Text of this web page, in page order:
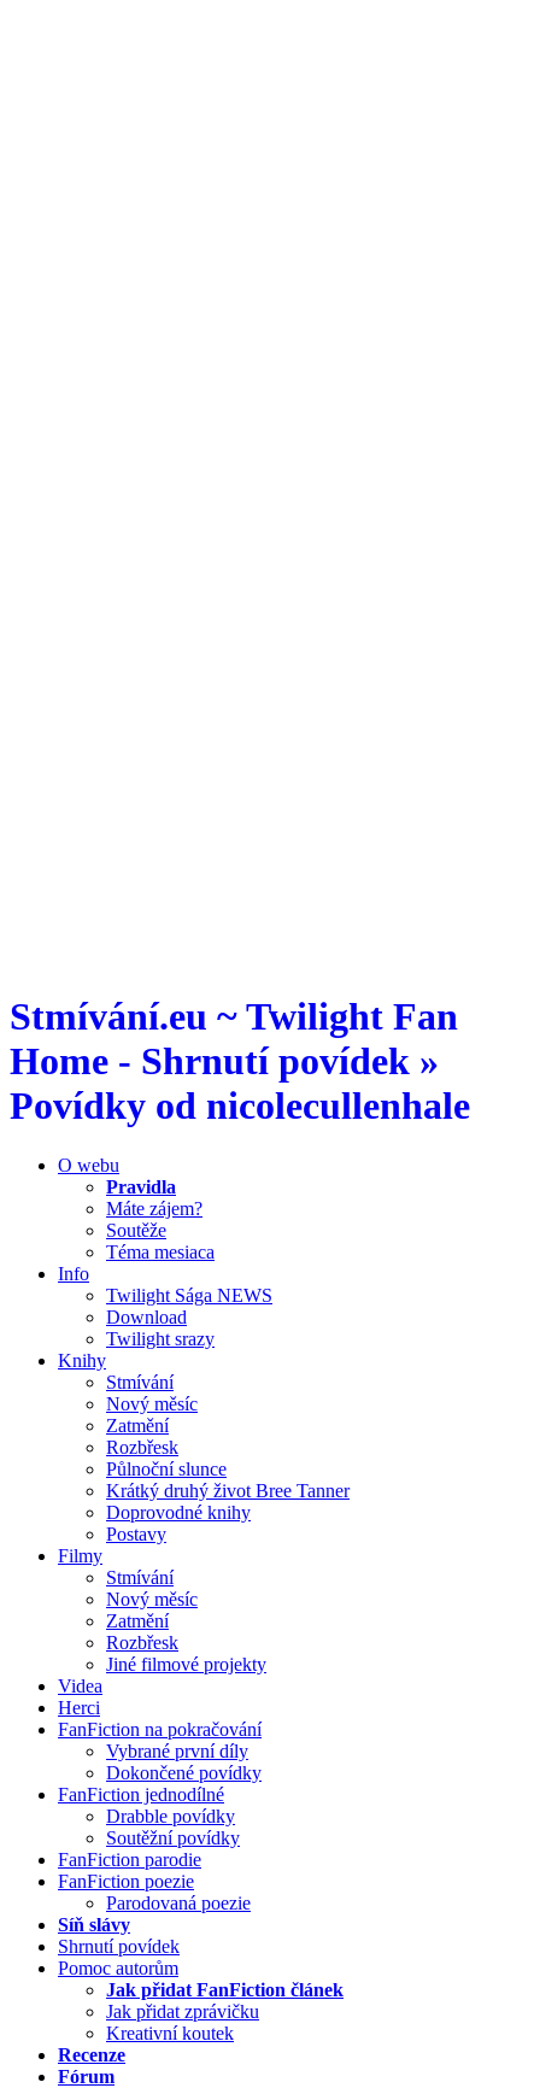
Stmívání.eu ~ Twilight Fan
Home - Shrnutí povídek »
Povídky od nicolecullenhale
O webu
Pravidla
Máte zájem?
Soutěže
Téma mesiaca
Info
Twilight Sága NEWS
Download
Twilight srazy
Knihy
Stmívání
Nový měsíc
Zatmění
Rozbřesk
Půlnoční slunce
Krátký druhý život Bree Tanner
Doprovodné knihy
Postavy
Filmy
Stmívání
Nový měsíc
Zatmění
Rozbřesk
Jiné filmové projekty
Videa
Herci
FanFiction na pokračování
Vybrané první díly
Dokončené povídky
FanFiction jednodílné
Drabble povídky
Soutěžní povídky
FanFiction parodie
FanFiction poezie
Parodovaná poezie
Síň slávy
Shrnutí povídek
Pomoc autorům
Jak přidat FanFiction článek
Jak přidat zprávičku
Kreativní koutek
Recenze
Fórum